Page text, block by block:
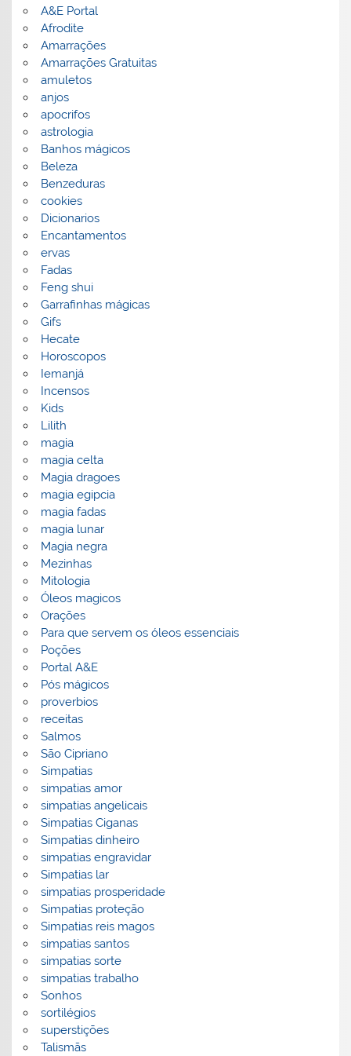
A&E Portal
Afrodite
Amarrações
Amarrações Gratuitas
amuletos
anjos
apocrifos
astrologia
Banhos mágicos
Beleza
Benzeduras
cookies
Dicionarios
Encantamentos
ervas
Fadas
Feng shui
Garrafinhas mágicas
Gifs
Hecate
Horoscopos
Iemanjá
Incensos
Kids
Lilith
magia
magia celta
Magia dragoes
magia egipcia
magia fadas
magia lunar
Magia negra
Mezinhas
Mitologia
Óleos magicos
Orações
Para que servem os óleos essenciais
Poções
Portal A&E
Pós mágicos
proverbios
receitas
Salmos
São Cipriano
Simpatias
simpatias amor
simpatias angelicais
Simpatias Ciganas
Simpatias dinheiro
simpatias engravidar
Simpatias lar
simpatias prosperidade
Simpatias proteção
Simpatias reis magos
simpatias santos
simpatias sorte
simpatias trabalho
Sonhos
sortilégios
superstições
Talismãs